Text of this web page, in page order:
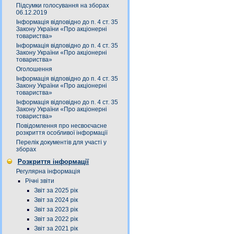
Підсумки голосування на зборах
06.12.2019
Інформація відповідно до п. 4 ст. 35
Закону України «Про акціонерні
товариства»
Інформація відповідно до п. 4 ст. 35
Закону України «Про акціонерні
товариства»
Оголошення
Інформація відповідно до п. 4 ст. 35
Закону України «Про акціонерні
товариства»
Інформація відповідно до п. 4 ст. 35
Закону України «Про акціонерні
товариства»
Повідомлення про несвоєчасне
розкриття особливої інформації
Перелік документів для участі у
зборах
Розкриття інформації
Регулярна інформація
Річні звіти
Звіт за 2025 рік
Звіт за 2024 рік
Звіт за 2023 рік
Звіт за 2022 рік
Звіт за 2021 рік